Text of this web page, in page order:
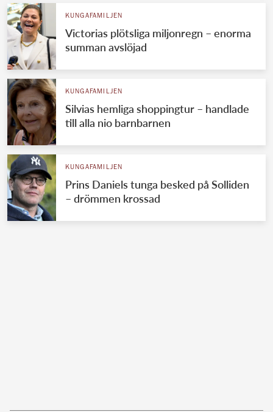
KUNGAFAMILJEN
Victorias plötsliga miljonregn – enorma
summan avslöjad
KUNGAFAMILJEN
Silvias hemliga shoppingtur – handlade
till alla nio barnbarnen
KUNGAFAMILJEN
Prins Daniels tunga besked på Solliden
– drömmen krossad